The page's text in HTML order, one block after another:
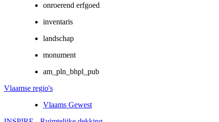
onroerend erfgoed
inventaris
landschap
monument
am_pln_bhpl_pub
Vlaamse regio's
Vlaams Gewest